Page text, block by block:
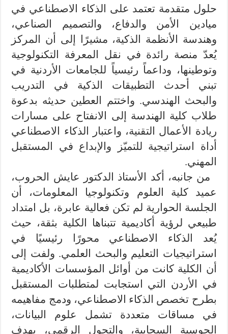
حلول متقدمة تعتمد على الذكاء الاصطناعي في
ميادين الأمن والدفاع، والتصميم الصناعي،
وهندسة الأنظمة الذكية، مشيرًا إلى أن المركز
يُعدّ منصة رائدة في نقل المعرفة التكنولوجية
وتوطينها، وداعماً رئيسياً للجامعات الأردنية في
تبني أحدث التطبيقات الذكية في التدريب
والبحث الهندسي. واختتم العطين حديثه بدعوة
طلاب كلية الهندسة إلى الانفتاح على مسارات
ريادة الأعمال التقنية، واعتبار الذكاء الاصطناعي
أداة استراتيجية للتميّز والإبداع في المستقبل
المهني.
من جانبه، أكد الأستاذ الدكتور عايش الحروب،
عميد كلية العلوم وتكنولوجيا المعلومات، أن
الجلسة الحوارية لم تكن فعالية عابرة، بل امتداد
طبيعي لرؤية أكاديمية تتبناها الكلية بثقة، حيث
يُعد الذكاء الاصطناعي محورًا رئيسيًا في
استراتيجيات التعليم والبحث العلمي. ولفت إلى
أن الكلية كانت من أوائل المؤسسات الأكاديمية
في الأردن التي استجابت لمتطلبات المستقبل
بطرح تخصص الذكاء الاصطناعي، ودمج مفاهيمه
في مساقات متعددة تشمل علوم البيانات،
الحوسبة السحابية، والتحول الرقمي، بهدف